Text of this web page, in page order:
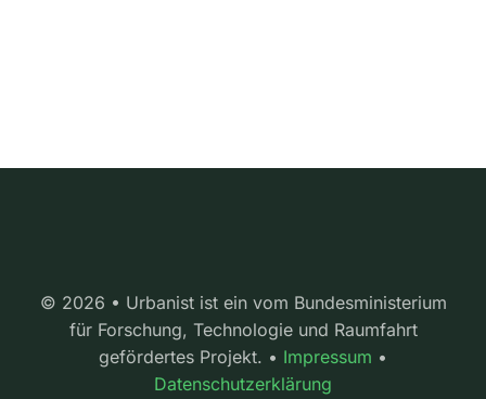
© 2026 • Urbanist ist ein vom Bundesministerium
für Forschung, Technologie und Raumfahrt
gefördertes Projekt. • Impressum •
Datenschutzerklärung